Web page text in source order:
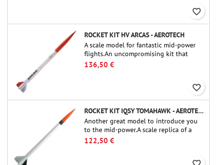
favorite_border
ROCKET KIT HV ARCAS - AEROTECH
A scale model for fantastic mid-power
flights.An uncompromising kit that
allows you to build a replica of one of
the most famous sounding-rocket ever.
136,50 €
favorite_border
ROCKET KIT IQSY TOMAHAWK - AEROTECH
Another great model to introduce you
to the mid-power.A scale replica of a
famous sounding rocket, small in size
and peefect to move to higher-level kits.
122,50 €